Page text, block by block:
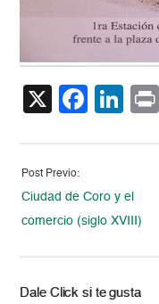
X
Post Previo:
Ciudad de Coro y el
comercio (siglo XVIII)
Dale Click si te gusta